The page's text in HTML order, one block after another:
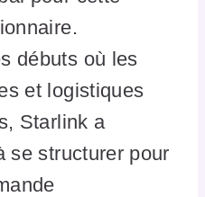
débuts où les
et logistiques
Starlink a
se structurer pour